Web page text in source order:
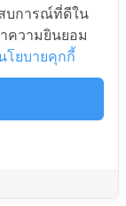
บการณ์ที่ดีใน
ความยินยอม
โยบายคุกกี้